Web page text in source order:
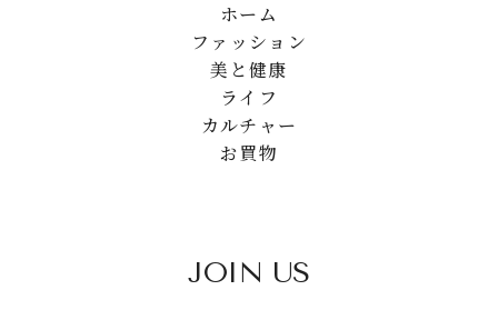
ホーム
ファッション
美と健康
ライフ
カルチャー
お買物
JOIN US